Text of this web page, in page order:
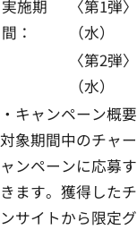
実施期
間：
〈第1弾
（水）
〈第2弾
（水）
・キャンペーン概要
対象期間中のチャ
ャンペーンに応募
きます。獲得した
ンサイトから限定